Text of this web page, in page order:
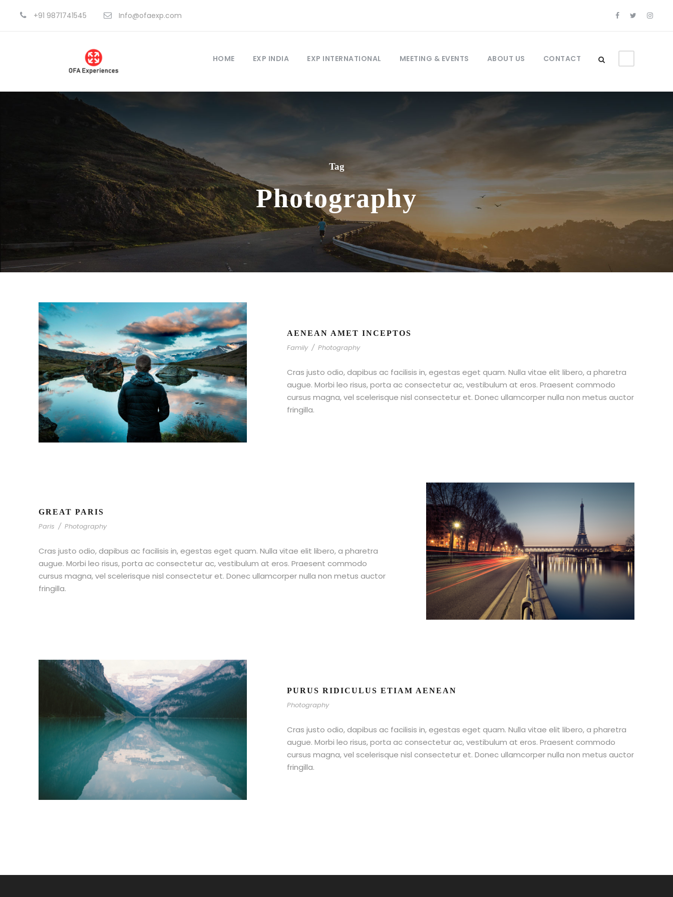
+91 9871741545 Info@ofaexp.com
HOME EXP INDIA EXP INTERNATIONAL MEETING & EVENTS ABOUT US CONTACT
Tag
Photography
AENEAN AMET INCEPTOS
Family / Photography
Cras justo odio, dapibus ac facilisis in, egestas eget quam. Nulla vitae elit libero, a pharetra
augue. Morbi leo risus, porta ac consectetur ac, vestibulum at eros. Praesent commodo
cursus magna, vel scelerisque nisl consectetur et. Donec ullamcorper nulla non metus auctor
fringilla.
GREAT PARIS
Paris / Photography
Cras justo odio, dapibus ac facilisis in, egestas eget quam. Nulla vitae elit libero, a pharetra
augue. Morbi leo risus, porta ac consectetur ac, vestibulum at eros. Praesent commodo
cursus magna, vel scelerisque nisl consectetur et. Donec ullamcorper nulla non metus auctor
fringilla.
PURUS RIDICULUS ETIAM AENEAN
Photography
Cras justo odio, dapibus ac facilisis in, egestas eget quam. Nulla vitae elit libero, a pharetra
augue. Morbi leo risus, porta ac consectetur ac, vestibulum at eros. Praesent commodo
cursus magna, vel scelerisque nisl consectetur et. Donec ullamcorper nulla non metus auctor
fringilla.